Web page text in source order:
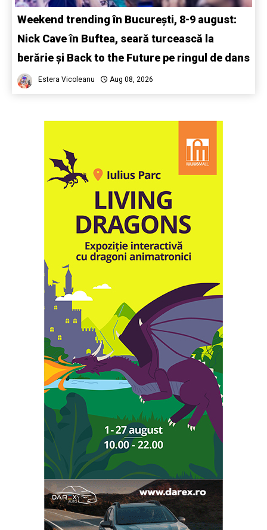
Weekend trending în București, 8-9 august:
Nick Cave în Buftea, seară turcească la
berărie și Back to the Future pe ringul de dans
Estera Vicoleanu Aug 08, 2026